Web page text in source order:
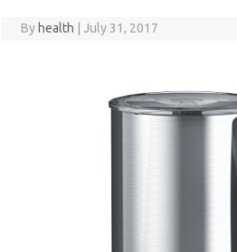
By health July 31, 2017